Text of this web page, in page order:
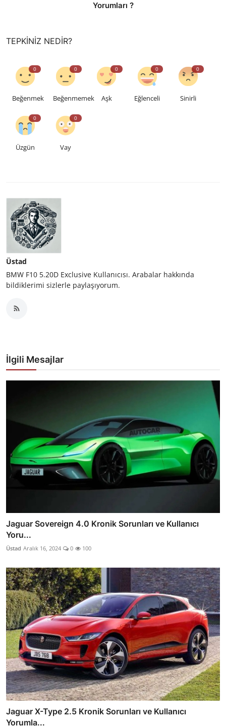
Yorumları ?
TEPKINIZ NEDIR?
0
Beğenmek
0
Beğenmemek
0
Aşk
0
Eğlenceli
0
Sinirli
0
Üzgün
0
Vay
Üstad
BMW F10 5.20D Exclusive Kullanıcısı. Arabalar hakkında
bildiklerimi sizlerle paylaşıyorum.
İlgili Mesajlar
Jaguar Sovereign 4.0 Kronik Sorunları ve Kullanıcı
Yoru...
Üstad Aralık 16, 2024 0 100
Jaguar X-Type 2.5 Kronik Sorunları ve Kullanıcı
Yorumla...